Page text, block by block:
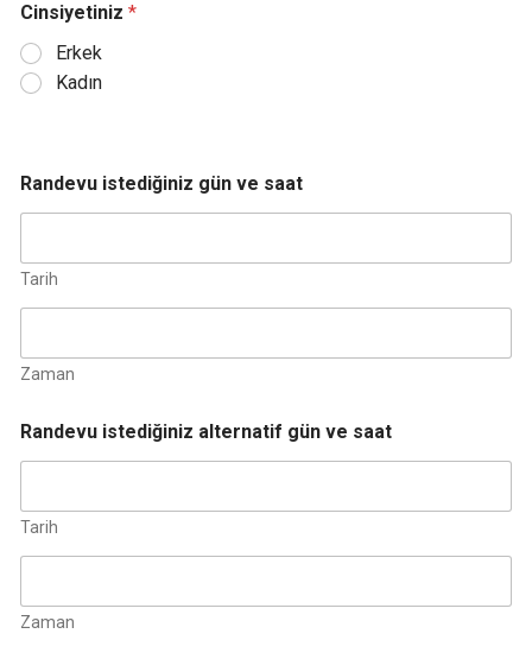
Cinsiyetiniz *
Erkek
Kadın
Randevu istediğiniz gün ve saat
Tarih
Zaman
Randevu istediğiniz alternatif gün ve saat
Tarih
Zaman